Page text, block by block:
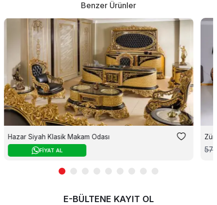
Benzer Ürünler
Hazar Siyah Klasik Makam Odası
FİYAT AL
E-BÜLTENE KAYIT OL